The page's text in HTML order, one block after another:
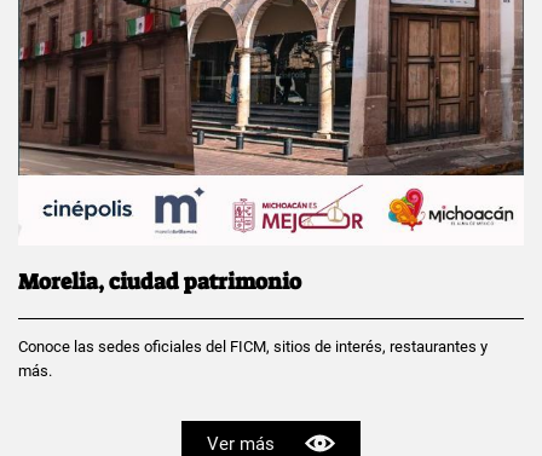
Morelia, ciudad patrimonio
Conoce las sedes oficiales del FICM, sitios de interés, restaurantes y
más.
Ver más